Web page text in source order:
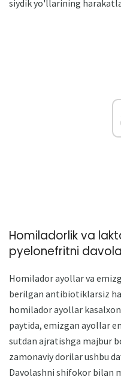
siydik yo'llarining
Homiladorlik va
pyelonefritni
Homilador ayollar va
berilgan antibiotiklarsiz
homilador ayollar
paytida, emizgan ayollar
sutdan ajratishga majbur
zamonaviy dorilar ushbu
Davolashni shifokor bilan